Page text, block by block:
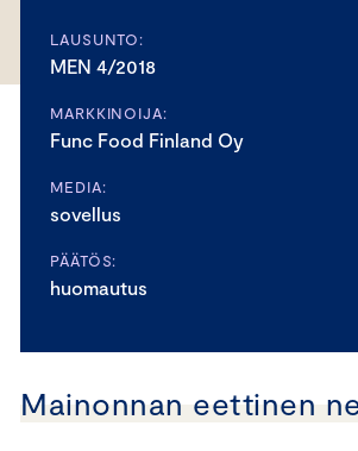
LAUSUNTO:
MEN 4/2018
MARKKINOIJA:
Func Food Finland Oy
MEDIA:
sovellus
PÄÄTÖS:
huomautus
Mainonnan eettinen